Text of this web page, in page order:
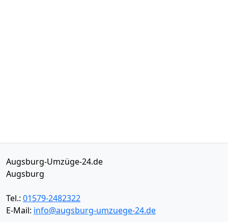
Augsburg-Umzüge-24.de
Augsburg
Tel.: 01579-2482322
E-Mail: info@augsburg-umzuege-24.de